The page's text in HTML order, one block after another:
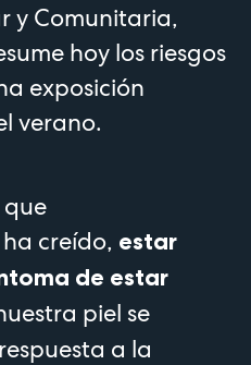
y Comunitaria,
hoy los riesgos
exposición
verano.
creído, estar
de estar
piel se
a la